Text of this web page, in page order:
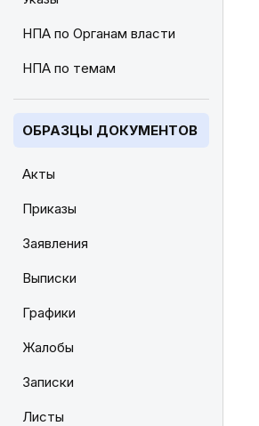
НПА по Органам власти
НПА по темам
ОБРАЗЦЫ ДОКУМЕНТОВ
Акты
Приказы
Заявления
Выписки
Графики
Жалобы
Записки
Листы